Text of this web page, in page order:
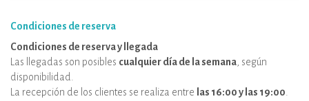
Condiciones de reserva
Condiciones de reserva y llegada
Las llegadas son posibles cualquier día de la semana , según
disponibilidad.
La recepción de los clientes se realiza entre las 16:00 y las 19:00